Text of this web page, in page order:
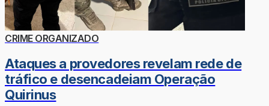
CRIME ORGANIZADO
Ataques a provedores revelam rede de
tráfico e desencadeiam Operação
Quirinus